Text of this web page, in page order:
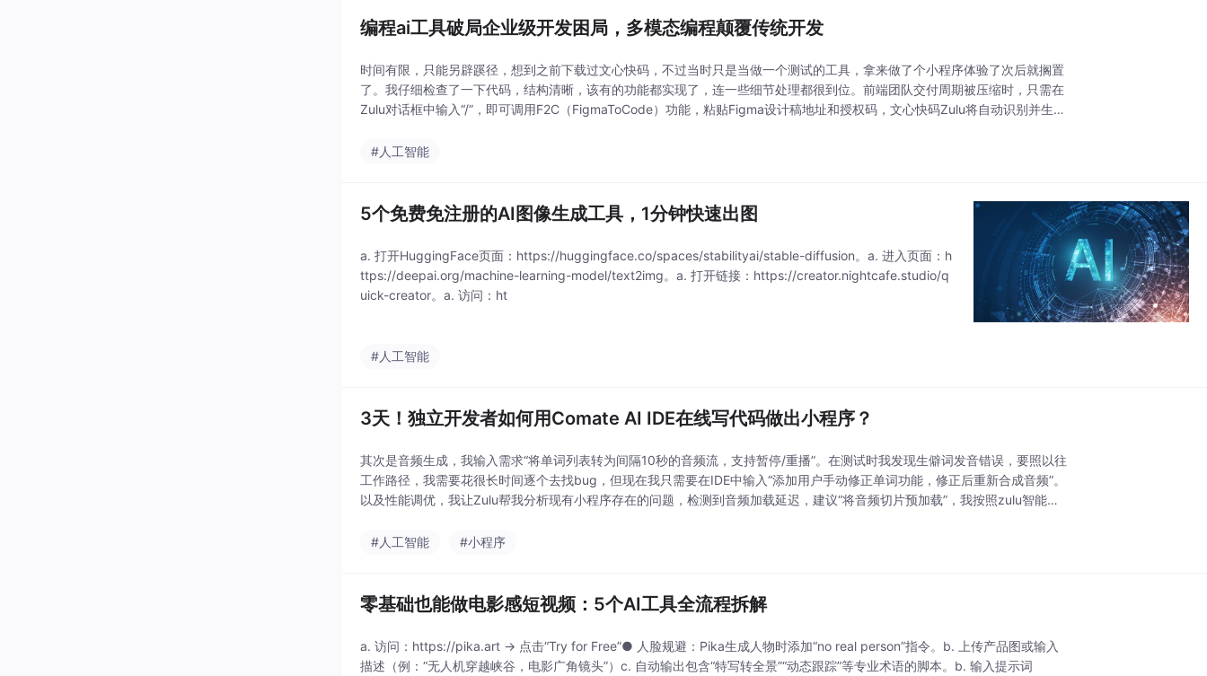
编程ai工具破局企业级开发困局，多模态编程颠覆传统开发
时间有限，只能另辟蹊径，想到之前下载过文心快码，不过当时只是当做一个测试的工具，拿来做了个小程序体验了次后就搁置
了。我仔细检查了一下代码，结构清晰，该有的功能都实现了，连一些细节处理都很到位。前端团队交付周期被压缩时，只需在
Zulu对话框中输入“/”，即可调用F2C（FigmaToCode）功能，粘贴Figma设计稿地址和授权码，文心快码Zulu将自动识别并生成
#人工智能
5个免费免注册的AI图像生成工具，1分钟快速出图
a. 打开HuggingFace页面：https://huggingface.co/spaces/stabilityai/stable-diffusion。a. 进入页面：h
ttps://deepai.org/machine-learning-model/text2img。a. 打开链接：https://creator.nightcafe.studio/q
uick-creator。a. 访问：ht
#人工智能
3天！独立开发者如何用Comate AI IDE在线写代码做出小程序？
其次是音频生成，我输入需求“将单词列表转为间隔10秒的音频流，支持暂停/重播”。在测试时我发现生僻词发音错误，要照以往
工作路径，我需要花很长时间逐个去找bug，但现在我只需要在IDE中输入“添加用户手动修正单词功能，修正后重新合成音频”。
以及性能调优，我让Zulu帮我分析现有小程序存在的问题，检测到音频加载延迟，建议“将音频切片预加载”，我按照zulu智能体
#人工智能
#小程序
零基础也能做电影感短视频：5个AI工具全流程拆解
a. 访问：https://pika.art → 点击“Try for Free”● 人脸规避：Pika生成人物时添加“no real person”指令。b. 上传产品图或输入
描述（例：“无人机穿越峡谷，电影广角镜头”）c. 自动输出包含“特写转全景”“动态跟踪”等专业术语的脚本。b. 输入提示词